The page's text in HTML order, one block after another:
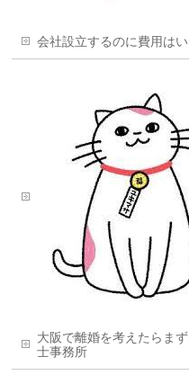
会社設立するのに費用は
大阪で離婚を考えたらま
士事務所